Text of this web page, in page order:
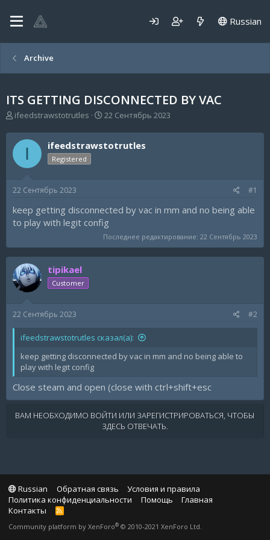
Russian
Archive
ITS GETTING DISCONNECTED BY VAC
А
т
о
р
т
м
ifeedstrawstotrutles
Д
т
а
а
22 Сентябрь 2023
I ifeedstrawstotrutles
Registered
22 Сентябрь 2023 #1
keep getting disconnected by vac in mm and no being able
to play with legit config
Последнее редактирование: 22 Сентябрь 2023
tipikael
Customer
22 Сентябрь 2023 #2
ifeedstrawstotrutles сказал(а):
keep getting disconnected by vac in mm and no being able to
play with legit config
Close steam and open (close with ctrl+shift+esc
ВАМ НЕОБХОДИМО ВОЙТИ ИЛИ ЗАРЕГИСТРИРОВАТЬСЯ, ЧТОБЫ
ЗДЕСЬ ОТВЕЧАТЬ.
Russian Обратная связь
Условия и правила
Политика конфиденциальности
Помощь
Главная
Контакты
R
S
Community platform by XenForo® © 2010-2021 XenForo Ltd.